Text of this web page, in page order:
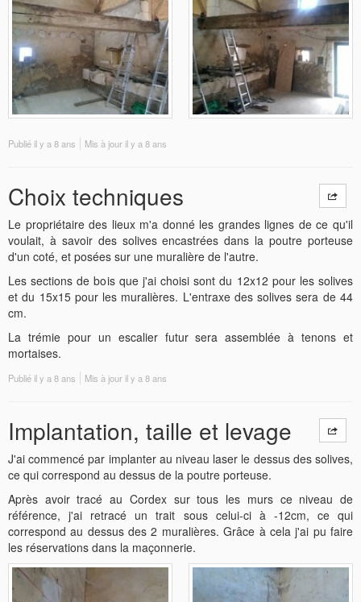
Publiéil y a 8 ans Mis à jouril y a 8 ans
Choix techniques
Le propriétaire des lieux m'a donné les grandes lignes de ce qu'il
voulait, à savoir des solives encastrées dans la poutre porteuse
d'un coté, et posées sur une muralière de l'autre.
Les sections de bois que j'ai choisi sont du 12x12 pour les solives
et du 15x15 pour les muralières. L'entraxe des solives sera de 44
cm.
La trémie pour un escalier futur sera assemblée à tenons et
mortaises.
Publiéil y a 8 ans Mis à jouril y a 8 ans
Implantation, taille et levage
J'ai commencé par implanter au niveau laser le dessus des solives,
ce qui correspond au dessus de la poutre porteuse.
Après avoir tracé au Cordex sur tous les murs ce niveau de
référence, j'ai retracé un trait sous celui-ci à -12cm, ce qui
correspond au dessus des 2 muralières. Grâce à cela j'ai pu faire
les réservations dans la maçonnerie.